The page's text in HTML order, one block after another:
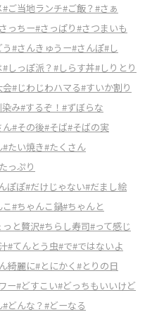
#ご当地ランチ#ご飯？ #さぁ
っちー#さっぱり#さつまいも
#さんきゅうー#さんぽ#し
#しっぽ派？ #しらす丼#しりとり
会#じわじわハマる#すいか割り
み#するぞ！ #ずぼらな
ん#その後#そば#そばの実
#たい焼き#たくさん
っぷり
ぽぽ#だけじゃない#だまし絵
#ちゃんこ鍋#ちゃんと
っと贅沢#ちらし寿司#って感じ
#てんとう虫#で#ではないよ
綺麗に#とにかく #とりの日
ー#どすこい#どっちもいいけど
#どんな？ #どーなる